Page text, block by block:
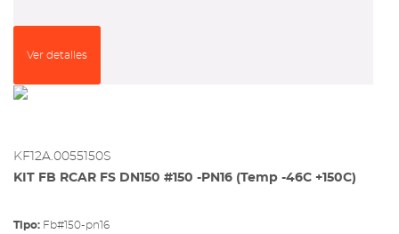
Ver detalles
KF12A.0055150S
KIT FB RCAR FS DN150 #150 -PN16 (Temp -46C +150C)
Tipo: fb#150-pn16